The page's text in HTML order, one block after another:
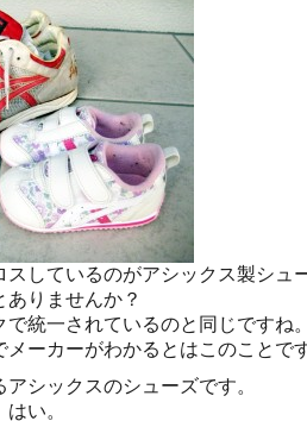
スしているのがアシックス製シュ
ありませんか？
統一されているのと同じですね。
ーカーがわかるとはこのことです
シックスのシューズです。
い。